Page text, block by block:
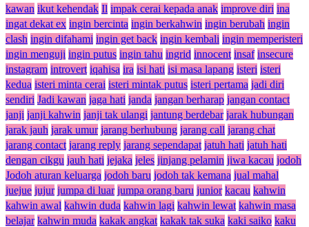
kawan ikut kehendak Il impak cerai kepada anak improve diri ina
ingat dekat ex ingin bercinta ingin berkahwin ingin berubah ingin
clash ingin difahami ingin get back ingin kembali ingin memperisteri
ingin menguji ingin putus ingin tahu ingrid innocent insaf insecure
instagram introvert iqahisa ira isi hati isi masa lapang isteri isteri
kedua isteri minta cerai isteri mintak putus isteri pertama jadi diri
sendiri Jadi kawan jaga hati janda jangan berharap jangan contact
janji janji kahwin janji tak ulangi jantung berdebar jarak hubungan
jarak jauh jarak umur jarang berhubung jarang call jarang chat
jarang contact jarang reply jarang sependapat jatuh hati jatuh hati
dengan cikgu jauh hati jejaka jeles jinjang pelamin jiwa kacau jodoh
Jodoh aturan keluarga jodoh baru jodoh tak kemana jual mahal
juejue jujur jumpa di luar jumpa orang baru junior kacau kahwin
kahwin awal kahwin duda kahwin lagi kahwin lewat kahwin masa
belajar kahwin muda kakak angkat kakak tak suka kaki saiko kaku